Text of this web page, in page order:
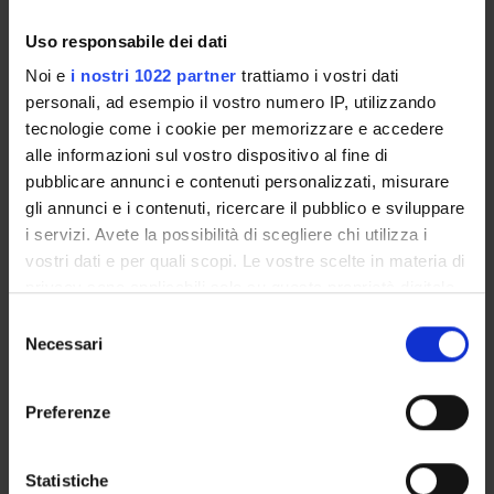
Uso responsabile dei dati
Noi e i nostri 1022 partner trattiamo i vostri dati
personali, ad esempio il vostro numero IP, utilizzando
tecnologie come i cookie per memorizzare e accedere
alle informazioni sul vostro dispositivo al fine di
pubblicare annunci e contenuti personalizzati, misurare
gli annunci e i contenuti, ricercare il pubblico e sviluppare
i servizi. Avete la possibilità di scegliere chi utilizza i
vostri dati e per quali scopi. Le vostre scelte in materia di
modificare o revocare il proprio consenso in qualsiasi
momento dalla Dichiarazione sui cookie o facendo clic
raccogliere informazioni sulla tua posizione
delNecessari
Preferenze
Statistiche
1 Laser scribing di TCO (transparent conductive oxide)
2 Laser scribing del materiale attivo (secondo laser scribing,
il TCO non deve subire scribing)
3 Laser scribing della cella finita (ultimo laser scribing
comprensivo di TCO)
ENTI FINANZIATORI:
Arendi S.p.A. (Euroenergy Group, Marcegaglia)
Finanziamento:assegnato e gestito dal Dipartimento
PARTECIPANTI AL PROGETTO
Professore ordinario